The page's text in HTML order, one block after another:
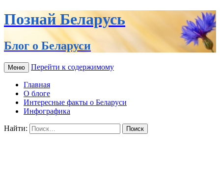
Познай Беларусь
Блог о Беларуси
Меню Перейти к содержимому
Главная
О блоге
Интересные факты о Беларуси
Инфографика
Найти: